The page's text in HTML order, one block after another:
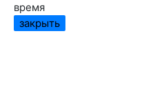
время
закрыть